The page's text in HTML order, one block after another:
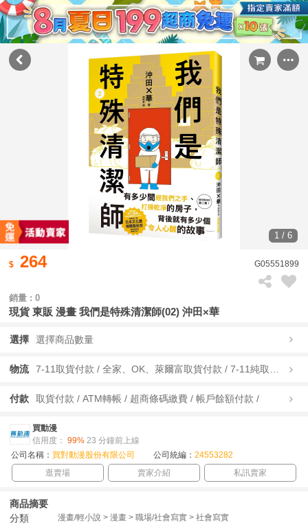
1 / 6
264 G05551899
銷量 : 0
現貨 東販 漫畫 我們是特殊清潔師(02) 沖田×華
選擇 選擇商品數量
物流
付款 取貨付款 / ATM轉帳 / 超商條碼繳費 / 帳戶餘額付款 /
買動漫
信用度： 99% 23 分鐘前上線
公司名稱： 買對動漫股份有限公司 公司統編： 24553282
逛賣場
賣家介紹 私訊賣家
商品摘要
分類
漫畫/輕小說 > 漫畫 > 職場/社會寫實 > 社會寫實